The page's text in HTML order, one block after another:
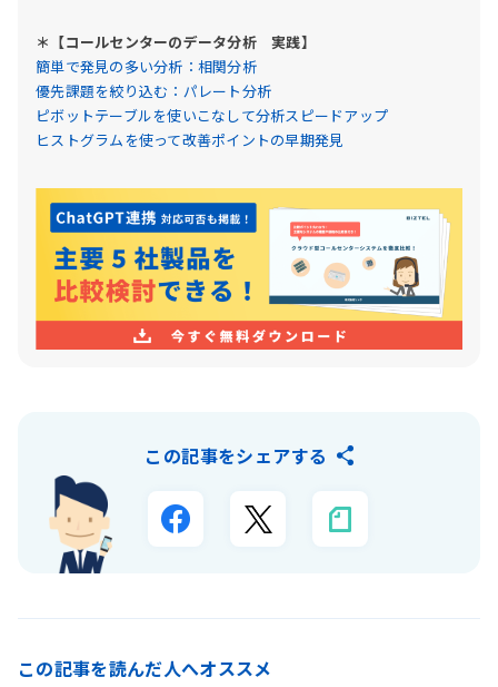
＊【コールセンターのデータ分析 実践】
簡単で発見の多い分析：相関分析
優先課題を絞り込む：パレート分析
ピボットテーブルを使いこなして分析スピードアップ
ヒストグラムを使って改善ポイントの早期発見
この記事をシェアする
この記事を読んだ人へオススメ